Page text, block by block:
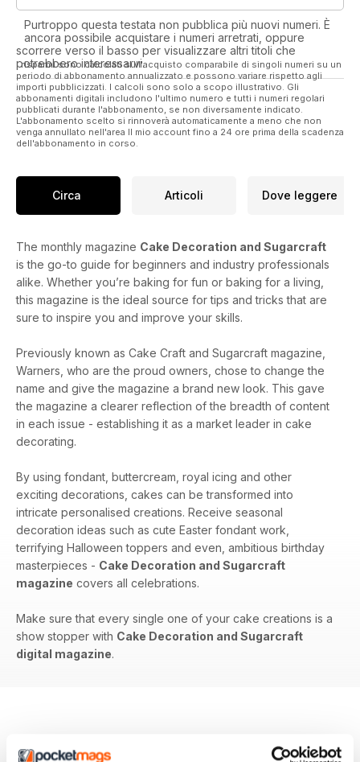
Purtroppo questa testata non pubblica più nuovi numeri. È
ancora possibile acquistare i numeri arretrati, oppure
scorrere verso il basso per visualizzare altri titoli che
potrebbero interessarvi.
I risparmi sono calcolati sull'acquisto comparabile di singoli numeri su un
periodo di abbonamento annualizzato e possono variare rispetto agli
importi pubblicizzati. I calcoli sono solo a scopo illustrativo. Gli
abbonamenti digitali includono l'ultimo numero e tutti i numeri regolari
pubblicati durante l'abbonamento, se non diversamente indicato.
L'abbonamento scelto si rinnoverà automaticamente a meno che non
venga annullato nell'area Il mio account fino a 24 ore prima della scadenza
dell'abbonamento in corso.
Circa Articoli Dove leggere
The monthly magazine Cake Decoration and Sugarcraft
is the go-to guide for beginners and industry professionals
alike. Whether you’re baking for fun or baking for a living,
this magazine is the ideal source for tips and tricks that are
sure to inspire you and improve your skills.
Previously known as Cake Craft and Sugarcraft magazine,
Warners, who are the proud owners, chose to change the
name and give the magazine a brand new look. This gave
the magazine a clearer reflection of the breadth of content
in each issue - establishing it as a market leader in cake
decorating.
By using fondant, buttercream, royal icing and other
exciting decorations, cakes can be transformed into
intricate personalised creations. Receive seasonal
decoration ideas such as cute Easter fondant work,
terrifying Halloween toppers and even, ambitious birthday
masterpieces - Cake Decoration and Sugarcraft
magazine covers all celebrations.
Make sure that every single one of your cake creations is a
show stopper with Cake Decoration and Sugarcraft
digital magazine.
Visualizza tutti